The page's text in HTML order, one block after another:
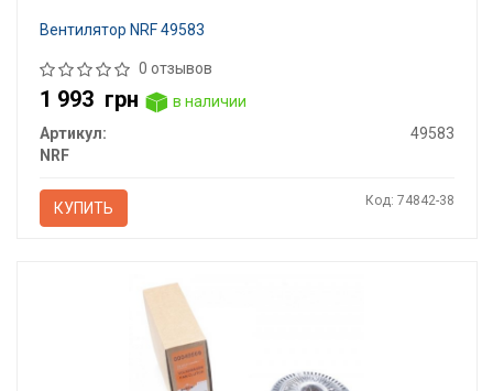
Вентилятор NRF 49583
0 отзывов
1 993 грн
в наличии
Артикул:
49583
NRF
КУПИТЬ Код: 74842-38